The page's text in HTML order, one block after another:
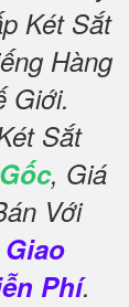
Két Sắt
Hàng
Giới.
Sắt
, Giá
Với
Giao
Phí.